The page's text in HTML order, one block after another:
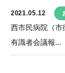
2021.05.12
西市民病院（市
有識者会議報...